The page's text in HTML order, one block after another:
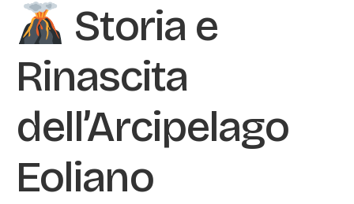
Storia e
Rinascita
dell’Arcipelago
Eoliano